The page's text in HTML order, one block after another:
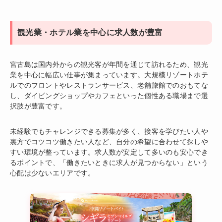
観光業・ホテル業を中心に求人数が豊富
宮古島は国内外からの観光客が年間を通じて訪れるため、観光
業を中心に幅広い仕事が集まっています。大規模リゾートホテ
ルでのフロントやレストランサービス、老舗旅館でのおもてな
し、ダイビングショップやカフェといった個性ある職場まで選
択肢が豊富です。
未経験でもチャレンジできる募集が多く、接客を学びたい人や
裏方でコツコツ働きたい人など、自分の希望に合わせて探しや
すい環境が整っています。求人数が安定して多いのも安心でき
るポイントで、「働きたいときに求人が見つからない」という
心配は少ないエリアです。